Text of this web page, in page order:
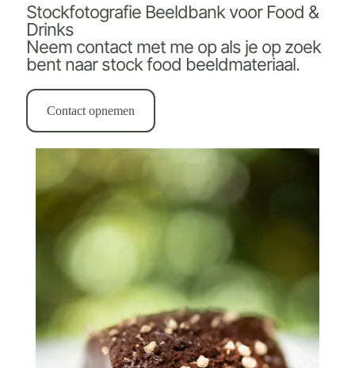
Stockfotografie Beeldbank voor Food &
Drinks
Neem contact met me op als je op zoek
bent naar stock food beeldmateriaal.
Contact opnemen